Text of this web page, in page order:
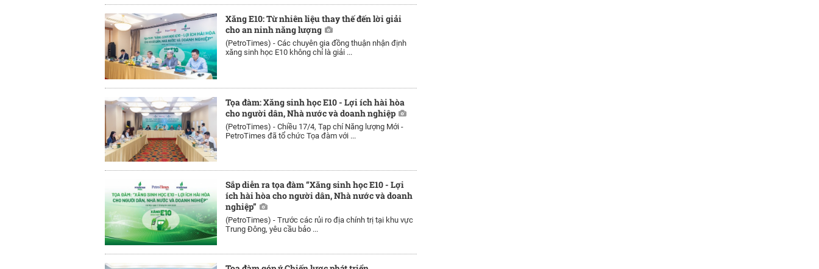
Xăng E10: Từ nhiên liệu thay thế đến lời giải
cho an ninh năng lượng
(PetroTimes) - Các chuyên gia đồng thuận nhận định
xăng sinh học E10 không chỉ là giải ...
Tọa đàm: Xăng sinh học E10 - Lợi ích hài hòa
cho người dân, Nhà nước và doanh nghiệp
(PetroTimes) - Chiều 17/4, Tạp chí Năng lượng Mới -
PetroTimes đã tổ chức Tọa đàm với ...
Sắp diễn ra tọa đàm “Xăng sinh học E10 - Lợi
ích hài hòa cho người dân, Nhà nước và doanh
nghiệp”
(PetroTimes) - Trước các rủi ro địa chính trị tại khu vực
Trung Đông, yêu cầu bảo ...